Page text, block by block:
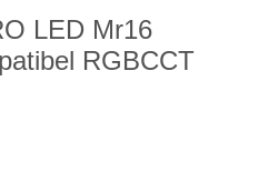
LED Mr16
RGBCCT